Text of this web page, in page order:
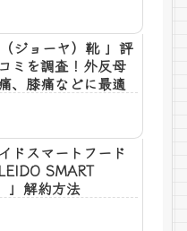
（ジョーヤ）靴 」評
ミを調査！外反母
、膝痛などに最適
ドスマートフード
SMART
」解約方法